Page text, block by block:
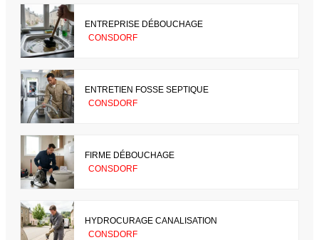
ENTREPRISE DÉBOUCHAGE
CONSDORF
ENTRETIEN FOSSE SEPTIQUE
CONSDORF
FIRME DÉBOUCHAGE
CONSDORF
HYDROCURAGE CANALISATION
CONSDORF